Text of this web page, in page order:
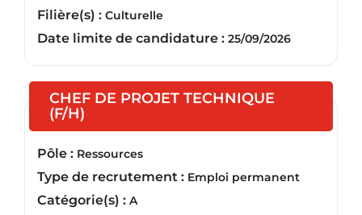
Filière(s) : Culturelle
Date limite de candidature : 25/09/2026
CHEF DE PROJET TECHNIQUE
(F/H)
Pôle : Ressources
Type de recrutement : Emploi permanent
Catégorie(s) : A